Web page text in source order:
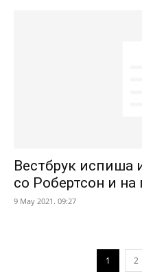
Вестбрук испиша
со Робертсон и на
9 May 2021. 09:27
1 2